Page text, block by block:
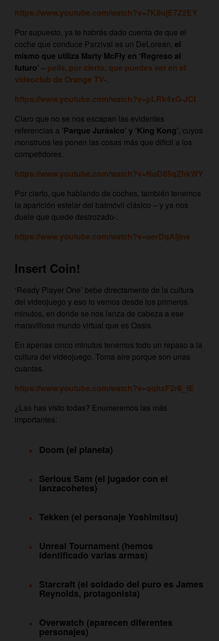
https://www.youtube.com/watch?v=7K8ujE7Z2EY
Por supuesto, ya te habrás dado cuenta de que el
coche que conduce Parzival es un DeLorean, el
mismo que utiliza Marty McFly en ‘Regreso al
futuro’ – pelis, por cierto, que puedes ver en el
videoclub de Orange TV-.
https://www.youtube.com/watch?v=pLRk4xG-JCI
Claro que no se nos escapan las evidentes
referencias a ‘Parque Jurásico’ y ‘King Kong’, cuyos
monstruos les ponen las cosas más que difícil a los
competidores.
https://www.youtube.com/watch?v=NoD85qZhkWY
Por cierto, que hablando de coches, también tenemos
la aparición estelar del batmóvil clásico – y ya nos
duele que quede destrozado-.
https://www.youtube.com/watch?v=uerDqAIjins
Insert Coin!
‘Ready Player One’ bebe directamente de la cultura
del videojuego y eso lo vemos desde los primeros
minutos, en donde se nos lanza de cabeza a ese
maravilloso mundo virtual que es Oasis.
En apenas cinco minutos tenemos todo un repaso a la
cultura del videojuego. Toma aire porque son unas
cuantas.
https://www.youtube.com/watch?v=qqhxF2r8_fE
¿Las has visto todas? Enumeremos las más
importantes:
Doom (el planeta)
Serious Sam (el jugador con el
lanzacohetes)
Tekken (el personaje Yoshimitsu)
Unreal Tournament (hemos
identificado varias armas)
Starcraft (el soldado del puro es James
Reynolds, protagonista)
Overwatch (aparecen diferentes
personajes)